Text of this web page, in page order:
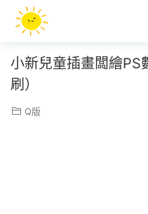
小新兒童插畫闆繪PS
刷）
Q版